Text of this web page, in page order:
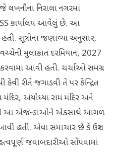
નિરાલા નગરમાં
કાર્યાલય આવેલું છે. આ
સૂત્રોના જણાવ્યા અનુસાર,
મુલાકાત દરમિયાન, 2027
કરવામાં આવી હતી. ચર્ચાઓ સમગ્ર
કેવી રીતે જગાડવી તે પર કેન્દ્રિત
મંદિર, અયોધ્યા રામ મંદિર અને
આ એજન્ડાઓને એકસાથે આગળ
હતી. એવા સમાચાર છે કે ઉત્તર
જવાબદારીઓ સોંપવામાં